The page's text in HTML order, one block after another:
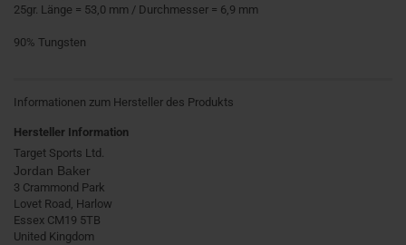
25gr. Länge = 53,0 mm / Durchmesser = 6,9 mm
90% Tungsten
Informationen zum Hersteller des Produkts
Hersteller Information
Target Sports Ltd.
Jordan Baker
3 Crammond Park
Lovet Road, Harlow
Essex CM19 5TB
United Kingdom